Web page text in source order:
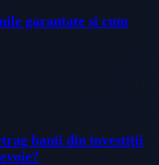
garantate și cum
banii din investiții